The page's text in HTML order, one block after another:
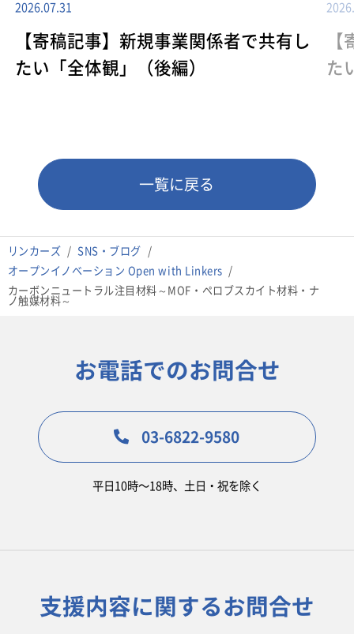
リンカーズ
SNS・ブログ
オープンイノベーション Open with Linkers
カーボンニュートラル注目材料～MOF・ペロブスカイト材料・ナ
ノ触媒材料～
2026.07.31
【寄稿記事】新規事業関係者で共有し
たい「全体観」（後編）
た
一覧に戻る
お電話でのお問合せ
03-6822-9580
平日10時〜18時、土日・祝を除く
支援内容に関するお問合せ